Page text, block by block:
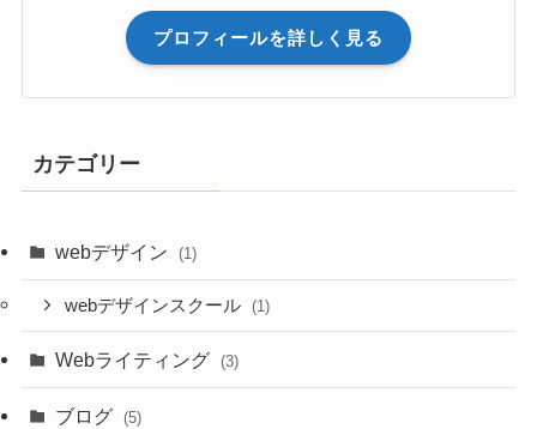
プロフィールを詳しく見る
カテゴリー
webデザイン (1)
webデザインスクール (1)
Webライティング (3)
ブログ (5)